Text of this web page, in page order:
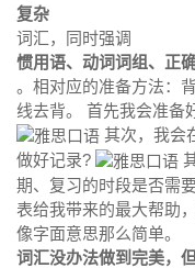
复杂
词汇，同时强调
惯用语、动词词组、正
。相对应的准备方法：
线去背。 首先我会准备
其次，我会
做好记录?
期、复习的时段是否需
表给我带来的最大帮助
像字面意思那么简单。
词汇没办法做到完美，